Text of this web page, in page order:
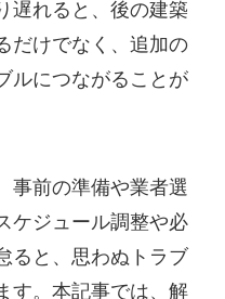
遅れると、後の建築
だけでなく、追加の
ルにつながることが
事前の準備や業者選
ケジュール調整や必
ると、思わぬトラブ
す。本記事では、解